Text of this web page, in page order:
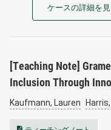
ケースの詳細を
[Teaching Note]
Inclusion Through
Kaufmann, Lauren Harris,